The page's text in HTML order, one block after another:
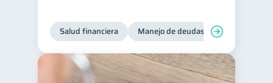
Salud financiera Manejo de deudas